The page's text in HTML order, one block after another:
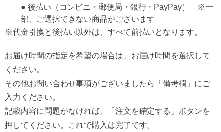
● 後払い（コンビニ・郵便局・銀行・PayPay） ※一
部、ご選択できない商品がございます
※代金引換と後払い以外は、すべて前払いとなります。
お届け時間の指定を希望の場合は、お届け時間を選択して
ください。
その他お問い合わせ事項がございましたら「備考欄」にご
入力ください。
記載内容に問題がなければ、「注文を確定する」ボタンを
押してください。これで購入は完了です。